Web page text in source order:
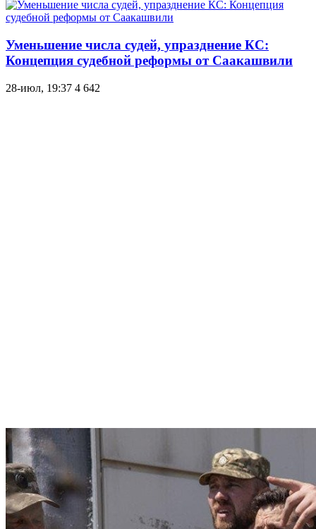
Уменьшение числа судей, упразднение КС:
Концепция судебной реформы от Саакашвили
28-июл, 19:37 4 642